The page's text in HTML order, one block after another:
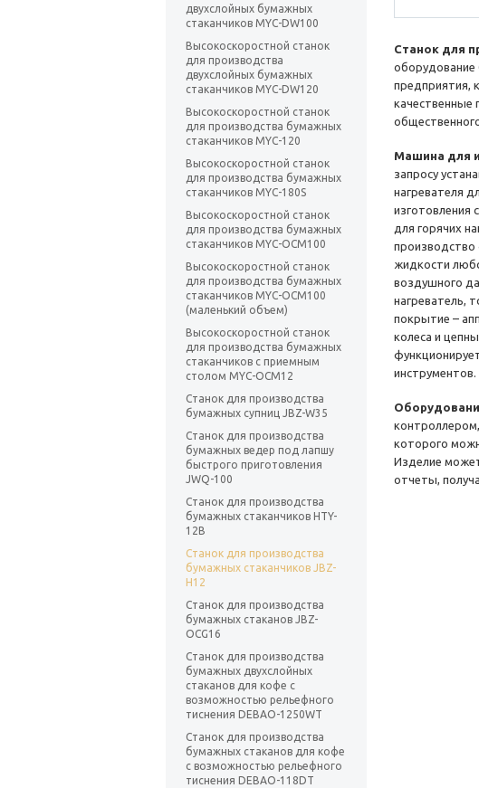
двухслойных бумажных
стаканчиков MYC-DW100
Высокоскоростной станок
для производства
двухслойных бумажных
стаканчиков MYC-DW120
Высокоскоростной станок
для производства бумажных
стаканчиков MYC-120
Высокоскоростной станок
для производства бумажных
стаканчиков MYC-180S
Высокоскоростной станок
для производства бумажных
стаканчиков MYC-OCM100
Высокоскоростной станок
для производства бумажных
стаканчиков MYC-OCM100
(маленький объем)
Высокоскоростной станок
для производства бумажных
стаканчиков с приемным
столом MYC-OCM12
Станок для производства
бумажных супниц JBZ-W35
Станок для производства
бумажных ведер под лапшу
быстрого приготовления
JWQ-100
Станок для производства
бумажных стаканчиков HTY-
12B
Станок для производства
бумажных стаканчиков JBZ-
H12
Станок для производства
бумажных стаканов JBZ-
OCG16
Станок для производства
бумажных двухслойных
стаканов для кофе с
возможностью рельефного
тиснения DEBAO-1250WT
Станок для производства
бумажных стаканов для кофе
с возможностью рельефного
тиснения DEBAO-118DT
Станок для
оборудование
предприятия,
качественные
Машина для
запросу
нагревателя
изготовления
для горячих
производство
жидкости
воздушного
нагреватель,
покрытие –
колеса и
инструментов.
которого
Изделие
отчеты,